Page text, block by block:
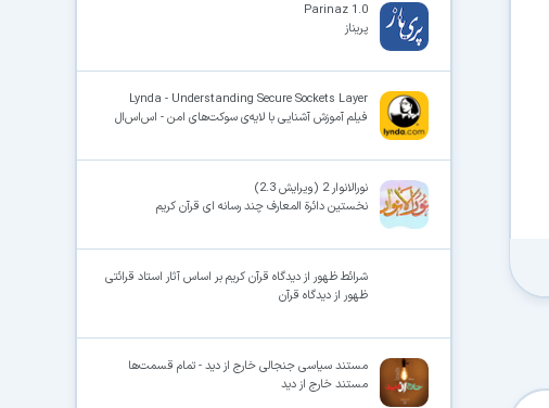
Parinaz 1.0
پریناز
Lynda - Understanding Secure Sockets Layer
فیلم آموزش آشنایی با لایه‌ی سوکت‌های امن - اس‌اس‌ال
نورالانوار 2 (ویرایش 2.3)
نخستین دائرة المعارف چند رسانه ای قرآن کریم
شرائط ظهور از دیدگاه قرآن کریم بر اساس آثار استاد قرائتی
ظهور از دیدگاه قرآن
مستند سیاسی جنجالی خارج از دید - تمام قسمت‌ها
مستند خارج از دید